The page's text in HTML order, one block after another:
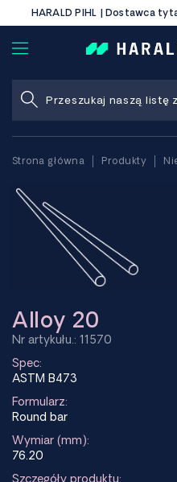
HARALD PIHL | Dostawca
Strona główna Produkty
Alloy 20
Nr artykułu.: 11570
Spec:
ASTM B473
Formularz:
Round bar
Wymiar (mm):
76.20
Szczegóły produktu: